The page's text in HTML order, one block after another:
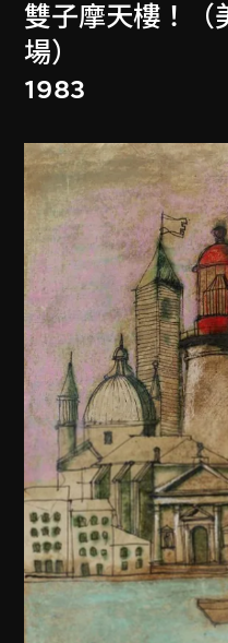
雙子摩天樓！（
場）
1983